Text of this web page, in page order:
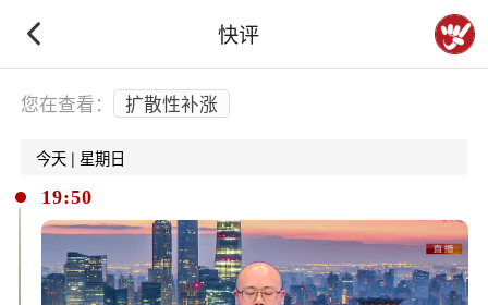
快评
下拉刷新
您在查看： 扩散性补涨
今天 | 星期日
19:50